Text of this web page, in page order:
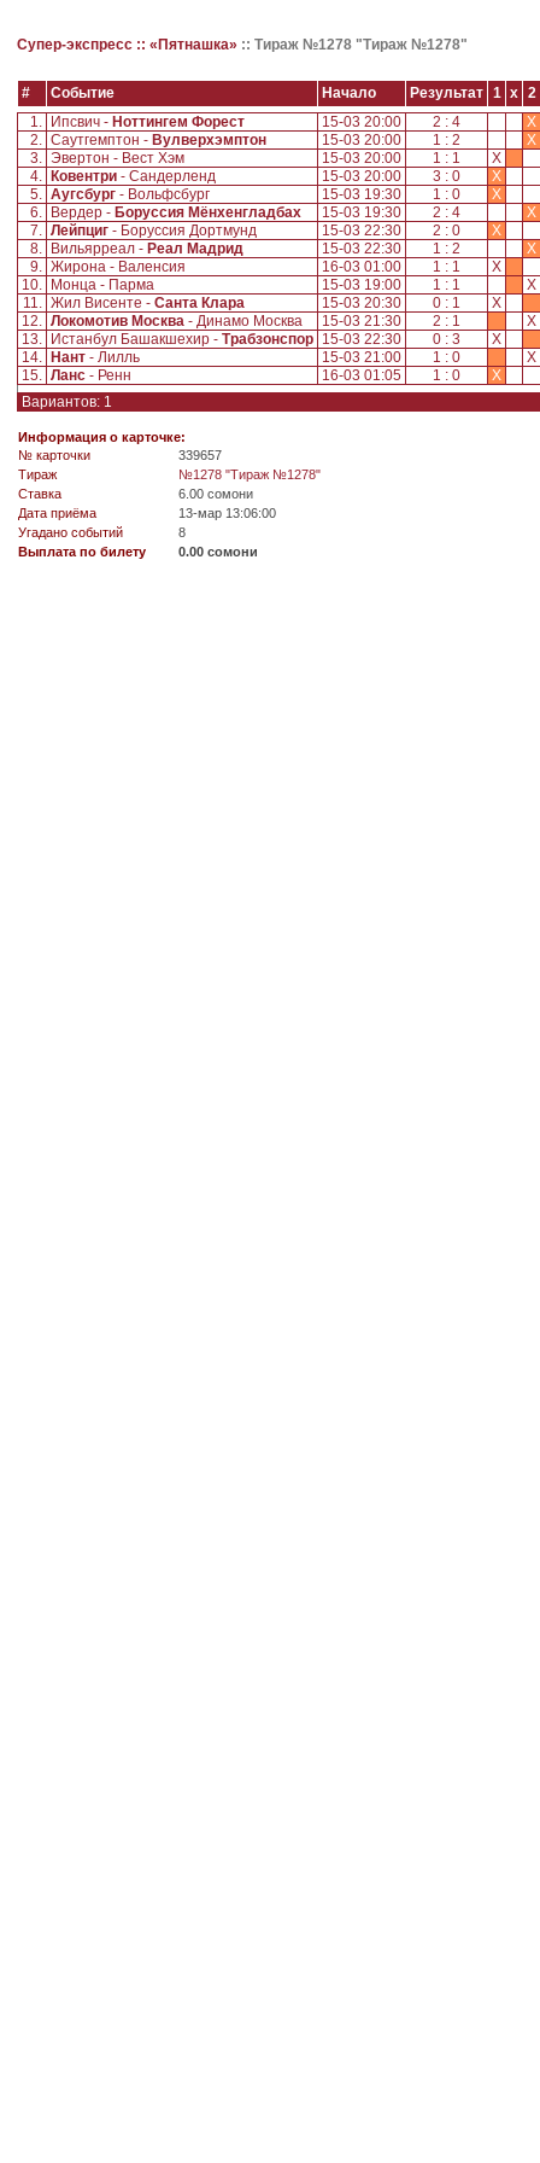
Супер-экспресс :: «Пятнашка» :: Тираж №1278 "Тираж №1278"
# Событие Начало Результат 1 x 2
1.
Ипсвич - Ноттингем Форест 15-03 20:00 2 : 4
X
2. Саутгемптон - Вулверхэмптон 15-03 20:00 1 : 2
X
3. Эвертон - Вест Хэм 15-03 20:00 1 : 1
X
4.
Ковентри - Сандерленд 15-03 20:00 3 : 0
X
5. Аугсбург - Вольфсбург 15-03 19:30 1 : 0
X
6.
Вердер - Боруссия Мёнхенгладбах 15-03 19:30 2 : 4
X
7. Лейпциг - Боруссия Дортмунд 15-03 22:30 2 : 0
X
8.
Вильярреал - Реал Мадрид 15-03 22:30 1 : 2
X
9. Жирона - Валенсия 16-03 01:00 1 : 1
X
10.
Монца - Парма 15-03 19:00 1 : 1
X
11. Жил Висенте - Санта Клара 15-03 20:30 0 : 1
X
12. Локомотив Москва - Динамо Москва 15-03 21:30 2 : 1
X
13.
Истанбул Башакшехир - Трабзонспор 15-03 22:30 0 : 3
X
14.
Нант - Лилль 15-03 21:00 1 : 0
X
15. Ланс - Ренн 16-03 01:05 1 : 0
X
Вариантов: 1
Информация о карточке:
№ карточки
339657
Tираж
№1278 "Тираж №1278"
Ставка
6.00 сомони
Дата приёма
13-мар 13:06:00
Угадано событий
8
Выплата по билету
0.00 сомони